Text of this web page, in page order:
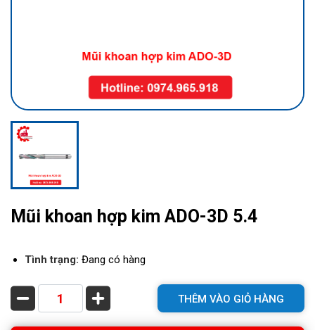
Mũi khoan hợp kim ADO-3D 5.4
Tình trạng: Đang có hàng
THÊM VÀO GIỎ HÀNG